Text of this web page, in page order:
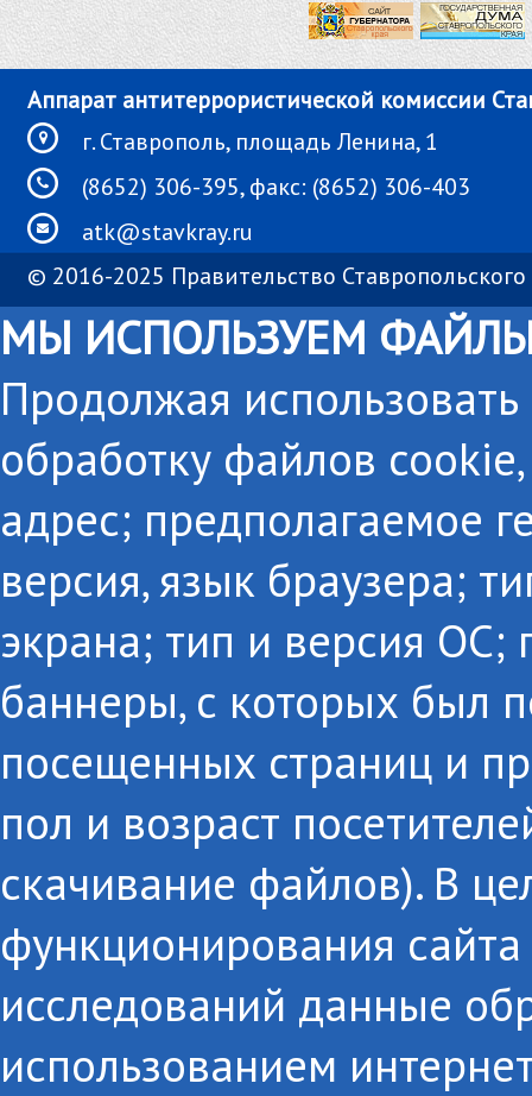
Аппарат антитеррористической комиссии
г. Ставрополь, площадь Ленина, 1
(8652) 306-395, факс: (8652) 306-403
atk@stavkray.ru
© 2016-2025 Правительство Ставропольского
МЫ ИСПОЛЬЗУЕМ ФАЙЛЫ
Продолжая
обработку файлов
адрес; предполагаемое
версия, язык браузера;
экрана; тип и версия
баннеры, с которых был
посещенных страниц и
пол и возраст
скачивание файлов). В
функционирования
исследований данные
использованием